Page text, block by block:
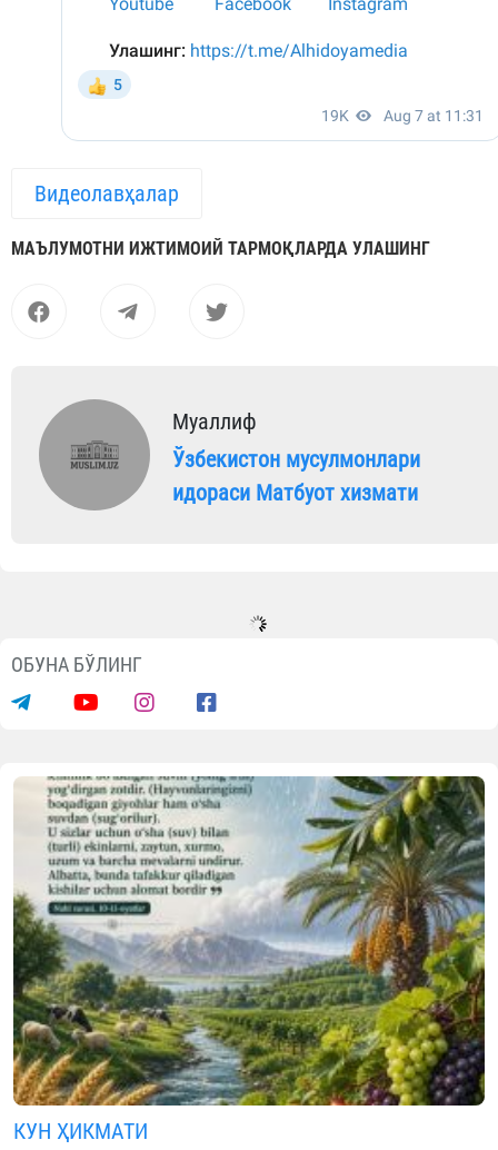
Видеолавҳалар
МАЪЛУМОТНИ ИЖТИМОИЙ ТАРМОҚЛАРДА УЛАШИНГ
Муаллиф
Ўзбекистон мусулмонлари
идораси Матбуот хизмати
ОБУНА БЎЛИНГ
КУН ҲИКМАТИ